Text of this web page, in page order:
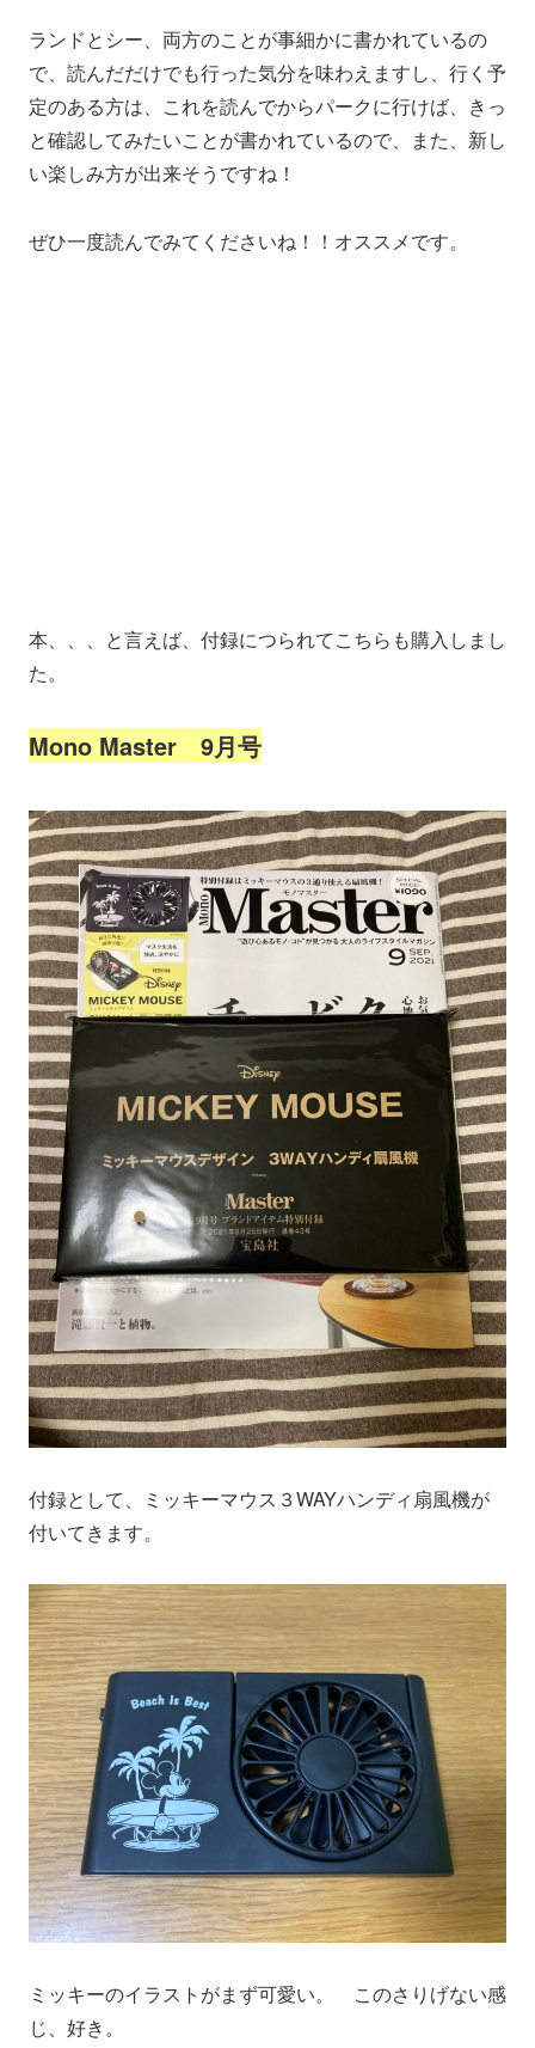
ランドとシー、両方のことが事細かに書かれているの
で、読んだだけでも行った気分を味わえますし、行く予
定のある方は、これを読んでからパークに行けば、きっ
と確認してみたいことが書かれているので、また、新し
い楽しみ方が出来そうですね！
ぜひ一度読んでみてくださいね！！オススメです。
本、、、と言えば、付録につられてこちらも購入しまし
た。
Mono Master 9月号
付録として、ミッキーマウス３WAYハンディ扇風機が
付いてきます。
ミッキーのイラストがまず可愛い。 このさりげない感
じ、好き。